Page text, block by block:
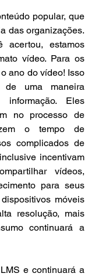
popular, que
das organizações.
acertou, estamos
vídeo. Para os
ano do vídeo! Isso
de uma maneira
Eles
no processo de
o tempo de
complicados de
incentivam
vídeos,
para seus
móveis
resolução, mais
continuará a
e continuará a